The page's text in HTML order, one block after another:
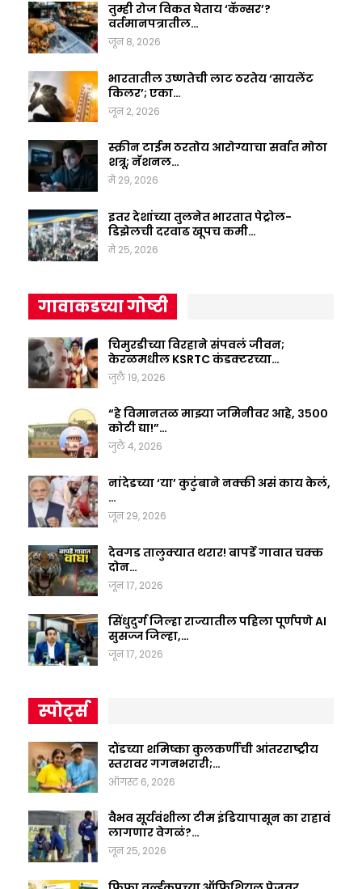
तुम्ही रोज विकत घेताय ‘कॅन्सर’?
वर्तमानपत्रातील…
जून 8, 2026
भारतातील उष्णतेची लाट ठरतेय ‘सायलेंट
किलर’; एका…
जून 2, 2026
स्क्रीन टाईम ठरतोय आरोग्याचा सर्वात मोठा
शत्रू; नॅशनल…
मे 29, 2026
इतर देशांच्या तुलनेत भारतात पेट्रोल-
डिझेलची दरवाढ खूपच कमी…
मे 25, 2026
गावाकडच्या गोष्टी
चिमुरडीच्या विरहाने संपवलं जीवन;
केरळमधील KSRTC कंडक्टरच्या…
जुलै 19, 2026
“हे विमानतळ माझ्या जमिनीवर आहे, ३५००
कोटी द्या!”…
जुलै 4, 2026
नांदेडच्या ‘या’ कुटुंबाने नक्की असं काय केलं,
…
जून 29, 2026
देवगड तालुक्यात थरार! बापर्डे गावात चक्क
दोन…
जून 17, 2026
सिंधुदुर्ग जिल्हा राज्यातील पहिला पूर्णपणे AI
सुसज्ज जिल्हा,…
जून 17, 2026
स्पोर्ट्स
दौंडच्या शमिष्का कुलकर्णीची आंतरराष्ट्रीय
स्तरावर गगनभरारी;…
ऑगस्ट 6, 2026
वैभव सूर्यवंशीला टीम इंडियापासून का राहावं
लागणार वेगळं?…
जून 25, 2026